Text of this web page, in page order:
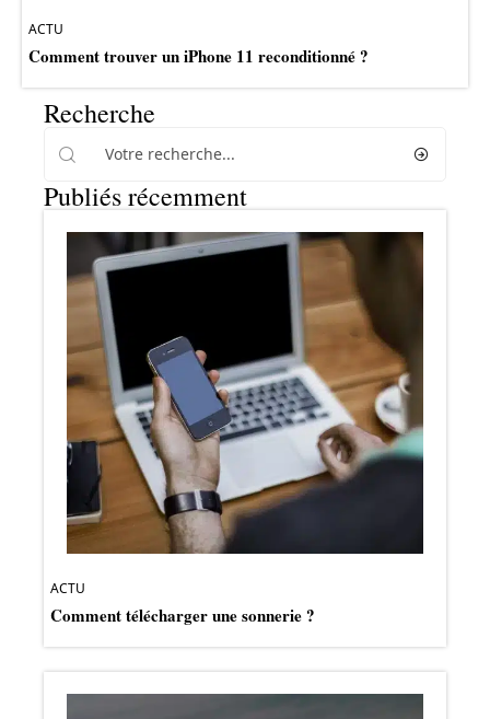
ACTU
Comment trouver un iPhone 11 reconditionné ?
Recherche
Publiés récemment
ACTU
Comment télécharger une sonnerie ?